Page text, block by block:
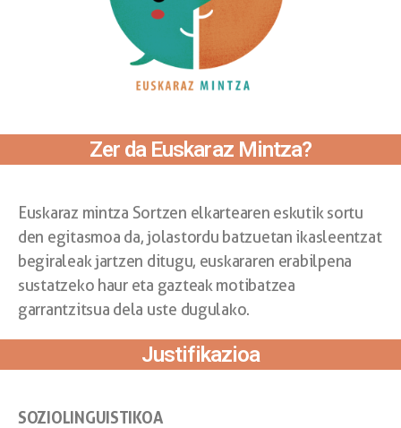
Zer da Euskaraz Mintza?
Euskaraz mintza Sortzen elkartearen eskutik sortu
den egitasmoa da, jolastordu batzuetan ikasleentzat
begiraleak jartzen ditugu, euskararen erabilpena
sustatzeko haur eta gazteak motibatzea
garrantzitsua dela uste dugulako.
Justifikazioa
SOZIOLINGUISTIKOA